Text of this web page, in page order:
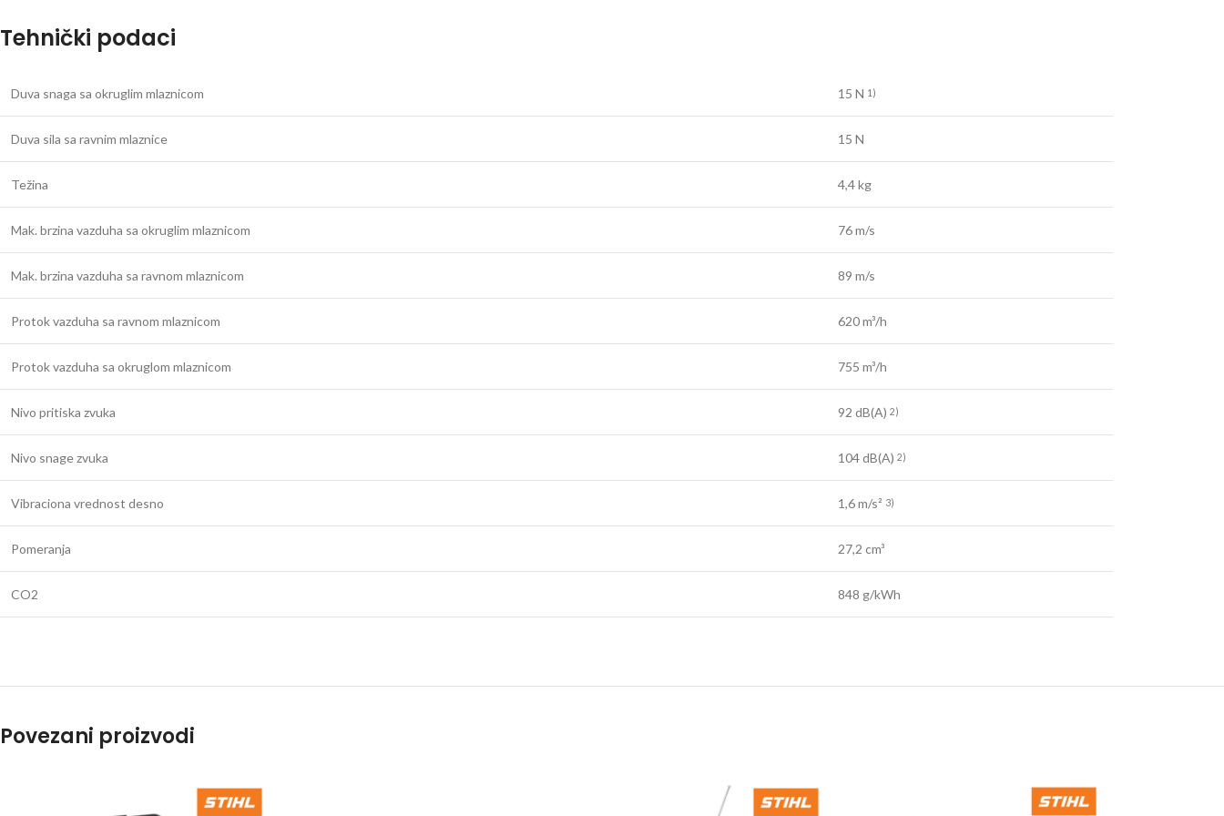
Tehnički podaci
Duva snaga sa okruglim mlaznicom 15 N 1)
Duva sila sa ravnim mlaznice 15 N
Težina 4,4 kg
Mak. brzina vazduha sa okruglim mlaznicom 76 m/s
Mak. brzina vazduha sa ravnom mlaznicom 89 m/s
Protok vazduha sa ravnom mlaznicom 620 m³/h
Protok vazduha sa okruglom mlaznicom 755 m³/h
Nivo pritiska zvuka 92 dB(A) 2)
Nivo snage zvuka 104 dB(A) 2)
Vibraciona vrednost desno 1,6 m/s² 3)
Pomeranja 27,2 cm³
CO2 848 g/kWh
Povezani proizvodi